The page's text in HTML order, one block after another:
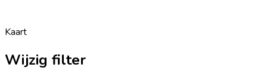
Kaart
Wijzig filter